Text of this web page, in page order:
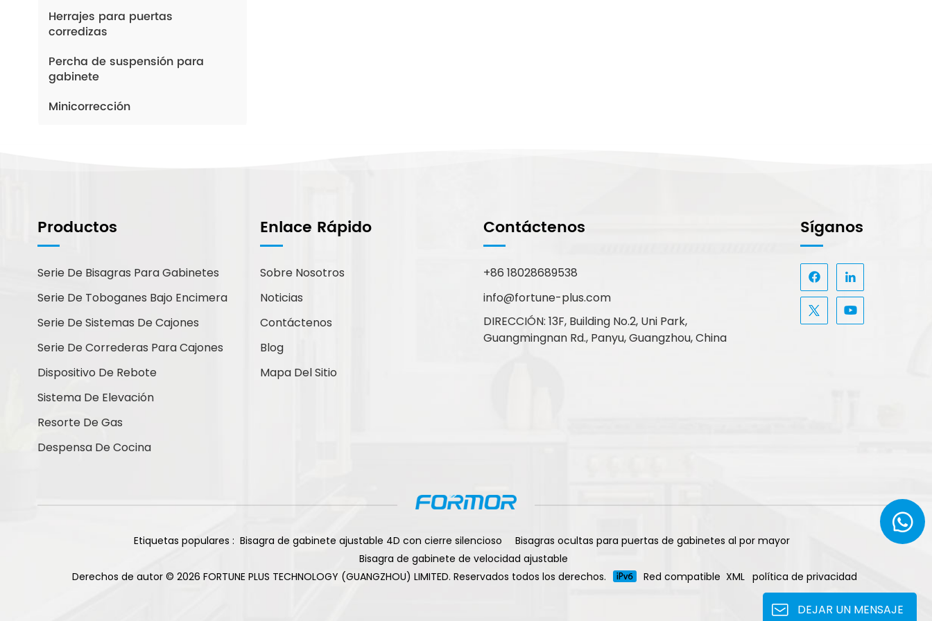
Herrajes para puertas
corredizas
Percha de suspensión para
gabinete
Minicorrección
Puede contactarnos de la forma
que le resulte más cómoda.
Estamos disponibles 24/7 por
correo electrónico o teléfono.
Contáctenos
Nuevos Productos
de cierre suave con
gabinete, 2 orificios,
Leer Más
Productos
Serie De Bisagras Para Gabinetes
Serie De Toboganes Bajo Encimera
Serie De Sistemas De Cajones
Serie De Correderas Para Cajones
Dispositivo De Rebote
Sistema De Elevación
Resorte De Gas
Despensa De Cocina
Enlace Rápido
Sobre Nosotros
Noticias
Contáctenos
Blog
Mapa Del Sitio
Contáctenos
+86 18028689538
info@fortune-plus.com
DIRECCIÓN: 13F, Building No.2, Uni Park,
Guangmingnan Rd., Panyu, Guangzhou, China
Síganos
Etiquetas populares : Bisagra de gabinete ajustable 4D con cierre silencioso
Bisagras ocultas para puertas de gabinetes al por mayor
Bisagra de gabinete de velocidad ajustable
Derechos de autor © 2026 FORTUNE PLUS TECHNOLOGY (GUANGZHOU) LIMITED. Reservados todos los derechos.
Red compatible XML política de privacidad
DEJAR UN MENSAJE